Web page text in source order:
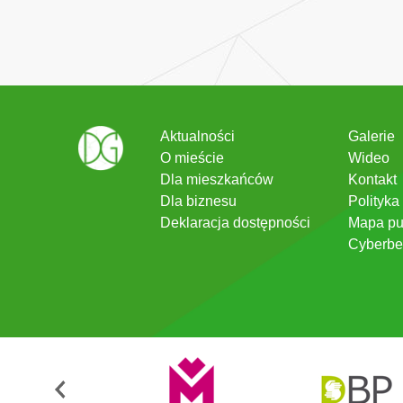
Aktualności
O mieście
Dla mieszkańców
Dla biznesu
Deklaracja dostępności
Galerie
Wideo
Kontakt
Mapa